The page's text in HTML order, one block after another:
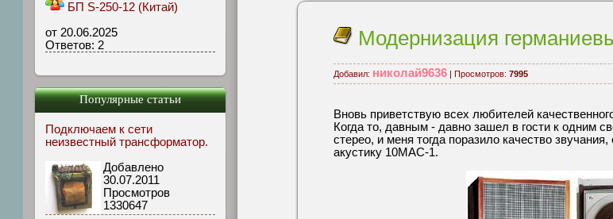
Модернизация
Добавил: николай9636 |Просмотров:7995
Вновь приветствую всех любителей
Когда то, давным - давно зашел в гости к одним
стерео, и меня тогда поразило качество
акустику 10МАС-1.
БП S-250-12 (Китай)
от 20.06.2025
Ответов: 2
Популярные статьи
Подключаем к сети
неизвестный трансформатор.
Добавлено
30.07.2011
Просмотров
1330647